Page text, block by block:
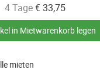
4 Tage€33,75
in Mietwarenkorb legen
mieten